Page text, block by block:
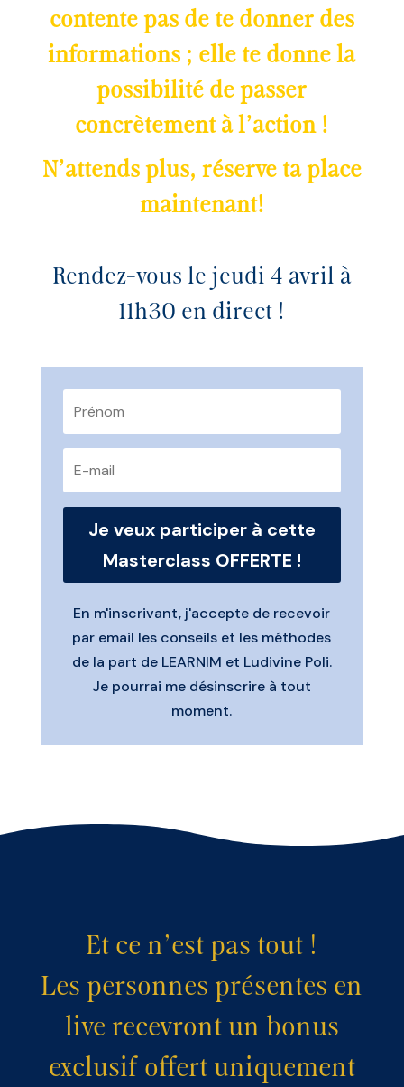
contente pas de te donner des
informations ; elle te donne la
possibilité de passer
concrètement à l’action !
N’attends plus, réserve ta place
maintenant!
Rendez-vous le jeudi 4 avril à
11h30 en direct !
Je veux participer à cette
Masterclass OFFERTE !
En m'inscrivant, j'accepte de recevoir
par email les conseils et les méthodes
de la part de LEARNIM et Ludivine Poli.
Je pourrai me désinscrire à tout
moment.
Et ce n’est pas tout !
Les personnes présentes en
live recevront un bonus
exclusif offert uniquement